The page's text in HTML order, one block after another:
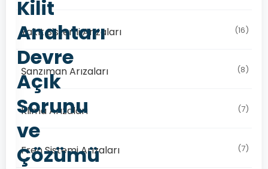
Kilit
Anahtarı
Devre
Açık
Sorunu
ve
Çözümü
Yakıt Sistemi Arızaları (16)
Şanzıman Arızaları (8)
Klima Arızaları (7)
Fren Sistemi Arızaları (7)